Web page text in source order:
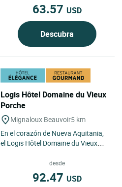
63.57 USD
Descubra
Logis Hôtel Domaine du Vieux
Porche
Mignaloux Beauvoir5 km
En el corazón de Nueva Aquitania,
el Logis Hôtel Domaine du Vieux
con carácter donde...
desde
92.47 USD